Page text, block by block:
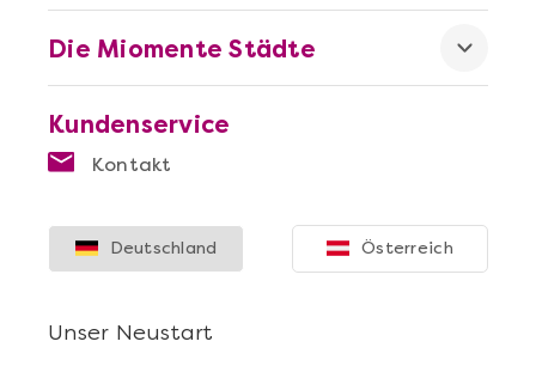
Kundenservice
Kontakt
Die Miomente Städte
Unser Neustart
Deutschland Österreich